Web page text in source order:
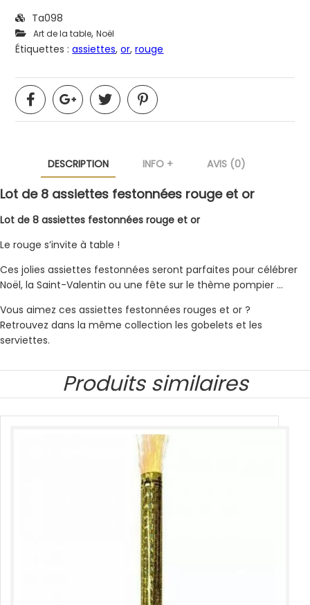
Ta098
Art de la table,Noël
Étiquettes :assiettes,or,rouge
DESCRIPTION INFO + AVIS (0)
Lot de 8 assiettes festonnées rouge et or
Lot de 8 assiettes festonnées rouge et or
Le rouge s’invite à table !
Ces jolies assiettes festonnées seront parfaites pour célébrer
Noël, la Saint-Valentin ou une fête sur le thème pompier …
Vous aimez ces assiettes festonnées rouges et or ?
Retrouvez dans la même collection les gobelets et les
serviettes.
Produits similaires